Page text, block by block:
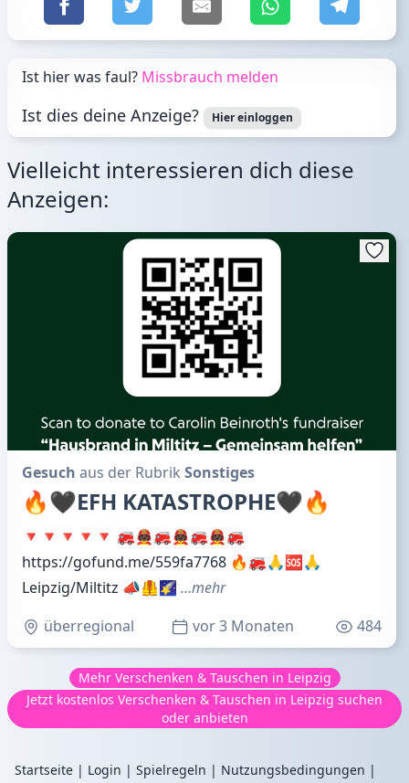
Ist hier was faul? Missbrauch melden
Ist dies deine Anzeige? Hier einloggen
Vielleicht interessieren dich diese
Anzeigen:
Gesuch aus der Rubrik Sonstiges
🔥🖤EFH KATASTROPHE🖤🔥
🔻🔻🔻🔻🔻 🚒🧑🏿‍🚒🚒🧑🏿‍🚒🚒🧑🏿‍🚒🚒
https://gofund.me/559fa7768 🔥🚒🙏🆘🙏
Leipzig/Miltitz 📣🦺🌠 …mehr
überregional
vor 3 Monaten 484
Mehr Verschenken & Tauschen in Leipzig
Jetzt kostenlos Verschenken & Tauschen in Leipzig suchen
oder anbieten
Startseite | Login | Spielregeln | Nutzungsbedingungen |